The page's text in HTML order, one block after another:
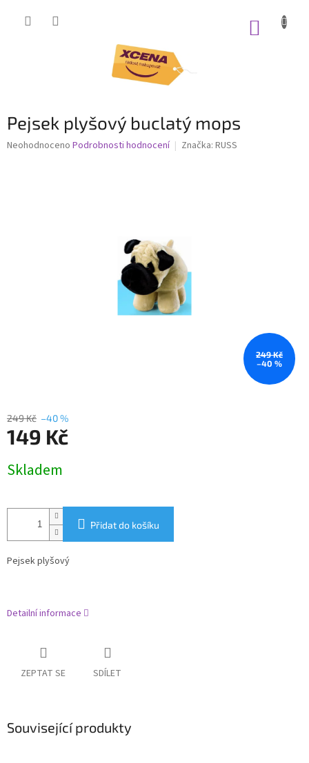
Pejsek plyšový buclatý mops
Průměrné
Neohodnoceno Podrobnosti hodnocení Značka: RUSS
249 Kč
–40 %
249 Kč –40 %
149 Kč
cena:
Skladem
Přidat do košíku
Pejsek plyšový
Detailní informace
ZEPTAT SE SDÍLET
Související produkty